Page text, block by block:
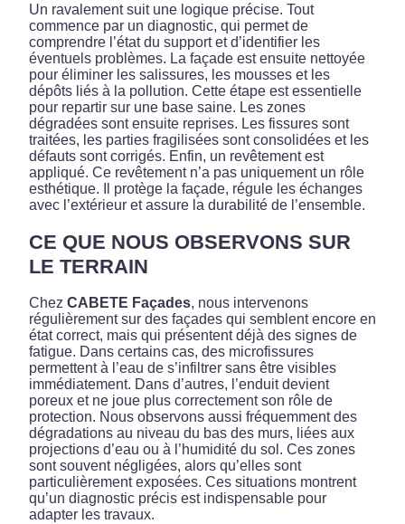
Un ravalement suit une logique précise. Tout
commence par un diagnostic, qui permet de
comprendre l’état du support et d’identifier les
éventuels problèmes. La façade est ensuite nettoyée
pour éliminer les salissures, les mousses et les
dépôts liés à la pollution. Cette étape est essentielle
pour repartir sur une base saine. Les zones
dégradées sont ensuite reprises. Les fissures sont
traitées, les parties fragilisées sont consolidées et les
défauts sont corrigés. Enfin, un revêtement est
appliqué. Ce revêtement n’a pas uniquement un rôle
esthétique. Il protège la façade, régule les échanges
avec l’extérieur et assure la durabilité de l’ensemble.
CE QUE NOUS OBSERVONS SUR
LE TERRAIN
Chez CABETE Façades, nous intervenons
régulièrement sur des façades qui semblent encore en
état correct, mais qui présentent déjà des signes de
fatigue. Dans certains cas, des microfissures
permettent à l’eau de s’infiltrer sans être visibles
immédiatement. Dans d’autres, l’enduit devient
poreux et ne joue plus correctement son rôle de
protection. Nous observons aussi fréquemment des
dégradations au niveau du bas des murs, liées aux
projections d’eau ou à l’humidité du sol. Ces zones
sont souvent négligées, alors qu’elles sont
particulièrement exposées. Ces situations montrent
qu’un diagnostic précis est indispensable pour
adapter les travaux.